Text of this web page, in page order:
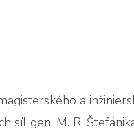
a
síl gen. M. R.